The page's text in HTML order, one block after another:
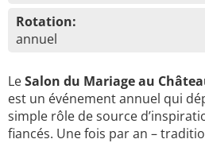
Rotation:
annuel
LeSalon du Mariage au
est un événement annuel qui
simple rôle de source
fiancés. Une fois par an –